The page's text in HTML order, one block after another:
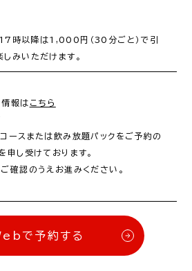
時以降は1,000円（30分ごと）で引
みいただけます。
報は こちら
ースまたは飲み放題パックをご予約の
申し受けております。
で予約する